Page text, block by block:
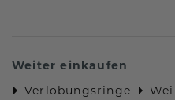
Weiter einkaufen
Verlobungsringe